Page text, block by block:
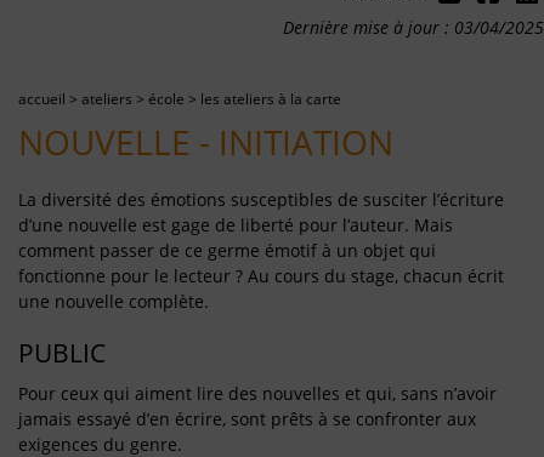
Dernière mise à jour : 03/04/2025
accueil > ateliers > école > les ateliers à la carte
NOUVELLE - INITIATION
La diversité des émotions susceptibles de susciter l’écriture
d’une nouvelle est gage de liberté pour l’auteur. Mais
comment passer de ce germe émotif à un objet qui
fonctionne pour le lecteur ? Au cours du stage, chacun écrit
une nouvelle complète.
PUBLIC
Pour ceux qui aiment lire des nouvelles et qui, sans n’avoir
jamais essayé d’en écrire, sont prêts à se confronter aux
exigences du genre.